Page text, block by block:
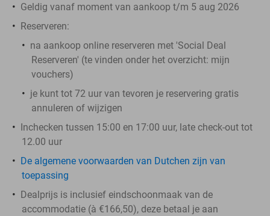
Geldig vanaf moment van aankoop t/m 5 aug 2026
Reserveren:
na aankoop online reserveren met 'Social Deal
Reserveren' (te vinden onder het overzicht: mijn
vouchers)
je kunt tot 72 uur van tevoren je reservering gratis
annuleren of wijzigen
Inchecken tussen 15:00 en 17:00 uur, late check-out tot
12.00 uur
De algemene voorwaarden van Dutchen zijn van
toepassing
Dealprijs is inclusief eindschoonmaak van de
accommodatie (à €166,50), deze betaal je aan